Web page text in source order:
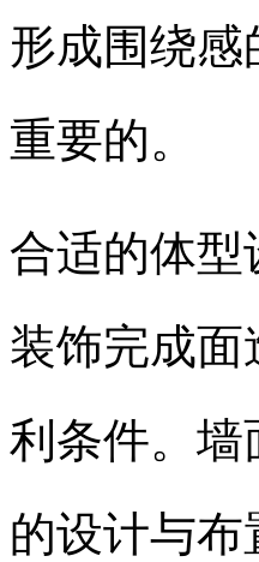
形成围绕
重要的。
合适的体
装饰完成
利条件。墙
的设计与